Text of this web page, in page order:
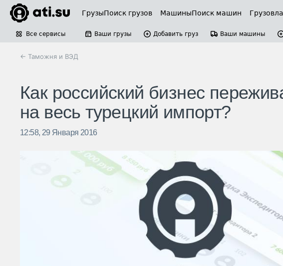
ГрузыПоиск грузов МашиныПоиск машин
Все сервисы Ваши грузы Добавить груз Ваши машины
← Таможня и ВЭД
Как российский бизнес
на весь турецкий импорт?
12:58, 29 Января 2016